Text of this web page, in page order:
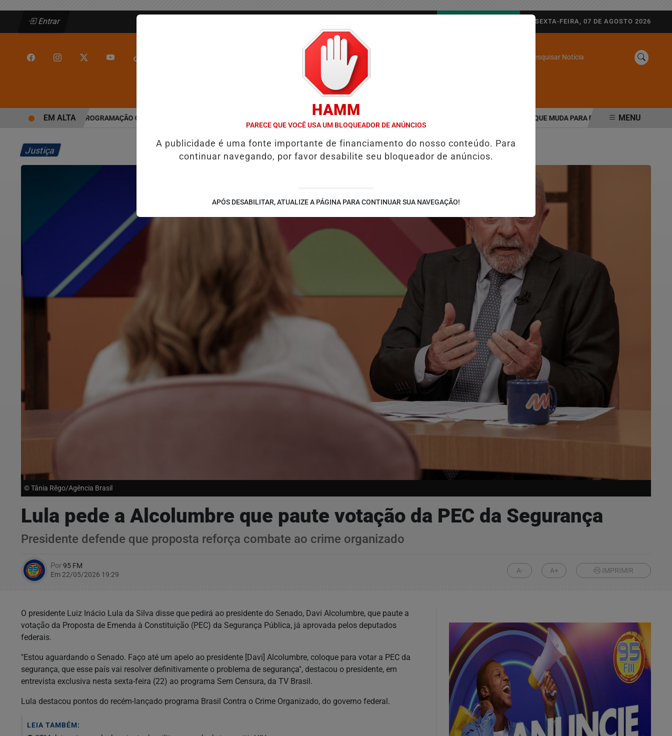
Entrar SEXTA-FEIRA, 07 DE AGOSTO 2026
Pesquisar Notícia
/ PUBLICIDADES LEGAIS
E REFORÇA PROGRAMAÇÃO COM THALLES ROBERTO REFORMA TRIBUTÁRIA MUDA COBRANÇA DE IMPOSTOS NAS MAQUININHAS E PIX; ENTENDA O QUE MUDA PARA EMPRESAS E CONSUMIDORES
EM ALTA MENU
Justiça
© Tânia Rêgo/Agência Brasil
Lula pede a Alcolumbre que paute votação da PEC da Segurança
Presidente defende que proposta reforça combate ao crime organizado
Por95 FM
Em 22/05/2026 19:29
A- A+ IMPRIMIR
O presidente Luiz Inácio Lula da Silva disse que pedirá ao presidente do Senado, Davi Alcolumbre, que paute a
votação da Proposta de Emenda à Constituição (PEC) da Segurança Pública, já aprovada pelos deputados
federais.
"Estou aguardando o Senado. Faço até um apelo ao presidente [Davi] Alcolumbre, coloque para votar a PEC da
segurança, que esse país vai resolver definitivamente o problema de segurança", destacou o presidente, em
entrevista exclusiva nesta sexta-feira (22) ao programa Sem Censura, da TV Brasil.
Lula destacou pontos do recém-lançado programa Brasil Contra o Crime Organizado, do governo federal.
LEIA TAMBÉM:
HAMM
PARECE QUE VOCÊ USA UM BLOQUEADOR DE ANÚNCIOS
A publicidade é uma fonte importante de financiamento do nosso conteúdo. Para
continuar navegando, por favor desabilite seu bloqueador de anúncios.
APÓS DESABILITAR, ATUALIZE A PÁGINA PARA CONTINUAR SUA NAVEGAÇÃO!